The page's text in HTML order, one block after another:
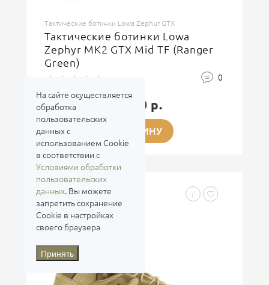
Тактические ботинки Lowa Zephur GTX
Тактические ботинки Lowa
Zephyr MK2 GTX Mid TF (Ranger
Green)
0
27 900 р.
В КОРЗИНУ
На сайте осуществляется
обработка
пользовательских
данных с
использованием Cookie
в соответствии с
Условиями обработки
пользовательских
данных. Вы можете
запретить сохранение
Cookie в настройках
своего браузера
Принять